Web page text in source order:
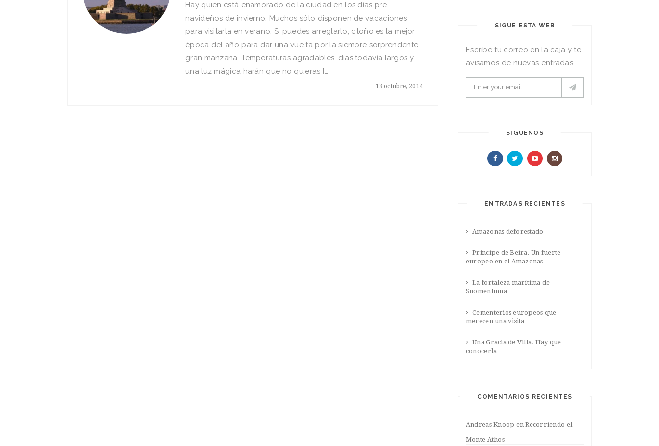
18 octubre, 2014
Hay quien está enamorado de la ciudad en los días pre-
navideños de invierno. Muchos sólo disponen de vacaciones
para visitarla en verano. Si puedes arreglarlo, otoño es la mejor
época del año para dar una vuelta por la siempre sorprendente
gran manzana. Temperaturas agradables, días todavía largos y
una luz mágica harán que no quieras […]
SIGUE ESTA WEB
Escribe tu correo en la caja y te
avisamos de nuevas entradas
SIGUENOS
ENTRADAS RECIENTES
Amazonas deforestado
Príncipe de Beira. Un fuerte
europeo en el Amazonas
La fortaleza marítima de
Suomenlinna
Cementerios europeos que
merecen una visita
Una Gracia de Villa. Hay que
conocerla
COMENTARIOS RECIENTES
Andreas Knoop enRecorriendo el
Monte Athos